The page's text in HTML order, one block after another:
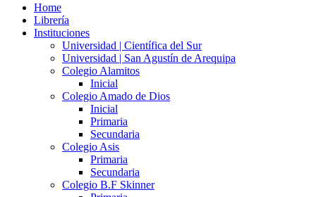
Home
Librería
Instituciones
Universidad | Científica del Sur
Universidad | San Agustín de Arequipa
Colegio Alamitos
Inicial
Colegio Amado de Dios
Inicial
Primaria
Secundaria
Colegio Asis
Primaria
Secundaria
Colegio B.F Skinner